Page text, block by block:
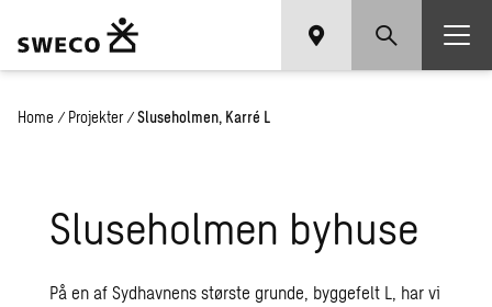
Home / Projekter / Sluseholmen, Karré L
Slu­se­hol­men byhu­se
På en af Sydhavnens største grunde, byggefelt L, har vi